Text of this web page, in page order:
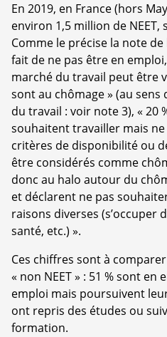
En 2019, en France (hors
environ 1,5 million de NEET,
Comme le précise la note de
fait de ne pas être en
marché du travail peut être
sont au chômage » (au
du travail : voir note 3), « 20
souhaitent travailler mais
critères de disponibilité ou
être considérés comme
donc au halo autour du
et déclarent ne pas
raisons diverses (s’occuper
santé, etc.) ».
Ces chiffres sont à
« non NEET » : 51 % sont en
emploi mais poursuivent
ont repris des études ou
formation.